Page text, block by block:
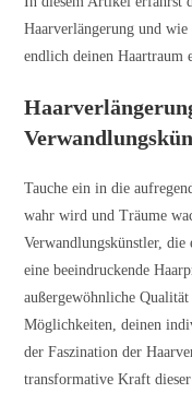
Haarverlängerung und
endlich deinen Haartraum
Tauche ein in die
wahr wird und Träume
Verwandlungskünstler,
eine beeindruckende
außergewöhnliche
Möglichkeiten, deinen
der Faszination der
transformative Kraft dieser